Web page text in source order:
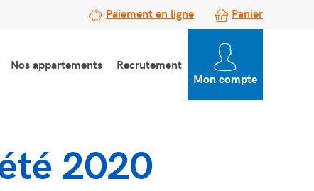
Paiement en ligne Panier
Nos appartements
Recrutement
Mon compte
2020